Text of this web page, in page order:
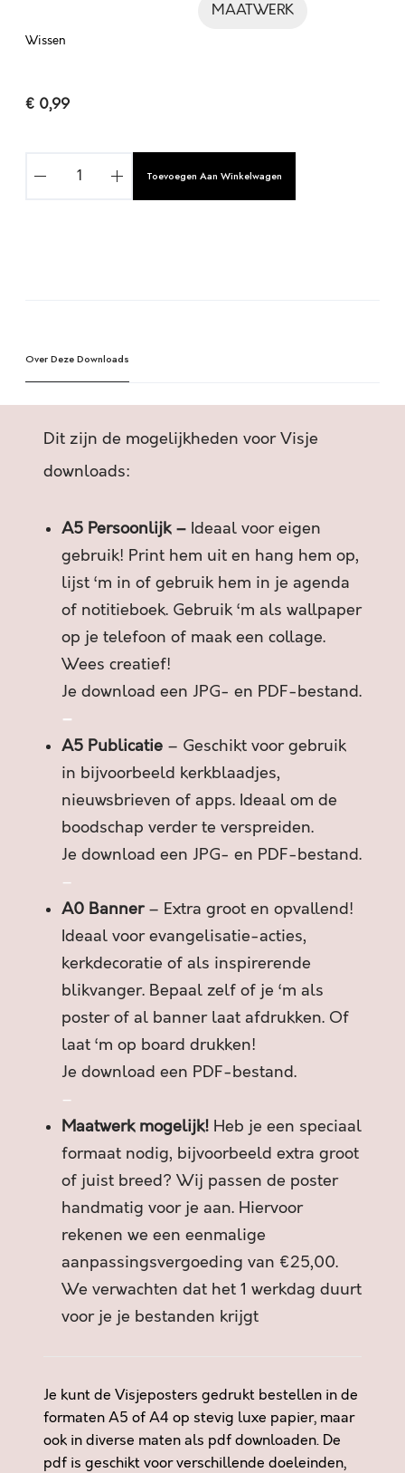
MAATWERK
Wissen
€ 0,99
H
A
N
E
N
N
N
E
Z
I
C
H
E
T
V
U
W
E
N
a
n
t
a
Toevoegen Aan Winkelwagen
r
n
a
Over Deze Downloads
Dit zijn de mogelijkheden voor Visje
downloads:
A5 Persoonlijk – Ideaal voor eigen
gebruik! Print hem uit en hang hem op,
lijst ‘m in of gebruik hem in je agenda
of notitieboek. Gebruik ‘m als wallpaper
op je telefoon of maak een collage.
Wees creatief!
Je download een JPG- en PDF-bestand.
–
A5 Publicatie – Geschikt voor gebruik
in bijvoorbeeld kerkblaadjes,
nieuwsbrieven of apps. Ideaal om de
boodschap verder te verspreiden.
Je download een JPG- en PDF-bestand.
–
A0 Banner– Extra groot en opvallend!
Ideaal voor evangelisatie-acties,
kerkdecoratie of als inspirerende
blikvanger. Bepaal zelf of je ‘m als
poster of al banner laat afdrukken. Of
laat ‘m op board drukken!
Je download een PDF-bestand.
–
Maatwerk mogelijk! Heb je een speciaal
formaat nodig, bijvoorbeeld extra groot
of juist breed? Wij passen de poster
handmatig voor je aan. Hiervoor
rekenen we een eenmalige
aanpassingsvergoeding van €25,00.
We verwachten dat het 1 werkdag duurt
voor je je bestanden krijgt
Je kunt de Visjeposters gedrukt bestellen in de
formaten A5 of A4 op stevig luxe papier, maar
ook in diverse maten als pdf downloaden. De
pdf is geschikt voor verschillende doeleinden,